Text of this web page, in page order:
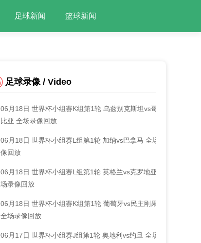
足球新闻 篮球新闻
足球录像 / Video
06月18日 世界杯小组赛K组第1轮 乌兹别克斯坦vs哥伦
比亚 全场录像回放
06月18日 世界杯小组赛L组第1轮 加纳vs巴拿马 全场录
像回放
06月18日 世界杯小组赛L组第1轮 英格兰vs克罗地亚 全
场录像回放
06月18日 世界杯小组赛K组第1轮 葡萄牙vs民主刚果
全场录像回放
06月17日 世界杯小组赛J组第1轮 奥地利vs约旦 全场录